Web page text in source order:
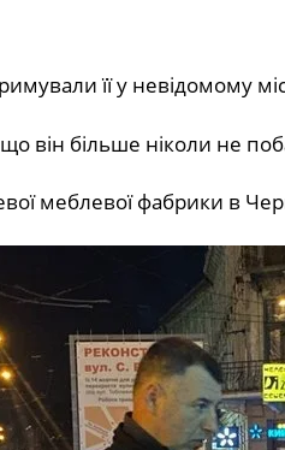
її у невідомому
він більше ніколи не
меблевої фабрики в